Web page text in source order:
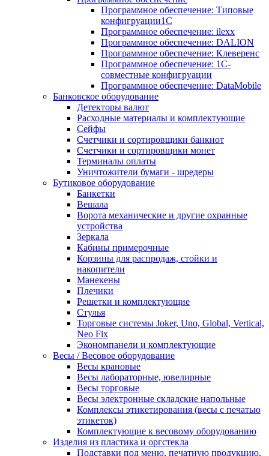
Программное обеспечение: Типовые
конфигруации1С
Программное обеспечение: ilexx
Программное обеспечение: DALION
Программное обеспечение: Клеверенс
Программное обеспечение: 1С-
совместные конфигруации
Программное обеспечение: DataMobile
Банковское оборудование
Детекторы валют
Расходные материалы и комплектующие
Сейфы
Счетчики и сортировщики банкнот
Счетчики и сортировщики монет
Терминалы оплаты
Уничтожители бумаги - шредеры
Бутиковое оборудование
Банкетки
Вешала
Ворота механические и другие охранные
устройства
Зеркала
Кабины примерочные
Корзины для распродаж, стойки и
накопители
Манекены
Плечики
Решетки и комплектующие
Стулья
Торговые системы Joker, Uno, Global, Vertical,
Neo Fix
Экономпанели и комплектующие
Весы / Весовое оборудование
Весы крановые
Весы лабораторные, ювелирные
Весы торговые
Весы электронные складские напольные
Комплексы этикетирования (весы с печатью
этикеток)
Комплектующие к весовому оборудованию
Изделия из пластика и оргстекла
Подставки под меню, печатную продукцию,